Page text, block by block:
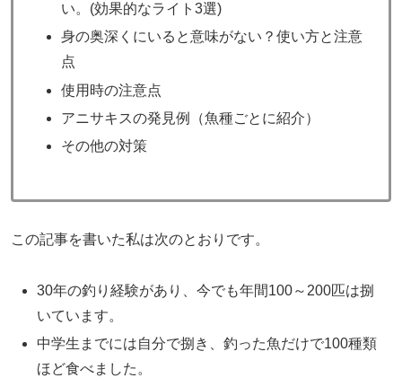
い。(効果的なライト3選)
身の奥深くにいると意味がない？使い方と注意
点
使用時の注意点
アニサキスの発見例（魚種ごとに紹介）
その他の対策
この記事を書いた私は次のとおりです。
30年の釣り経験があり、今でも年間100～200匹は捌
いています。
中学生までには自分で捌き、釣った魚だけで100種類
ほど食べました。